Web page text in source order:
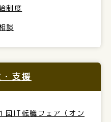
制度
談
支援
IT転職フェア（オン